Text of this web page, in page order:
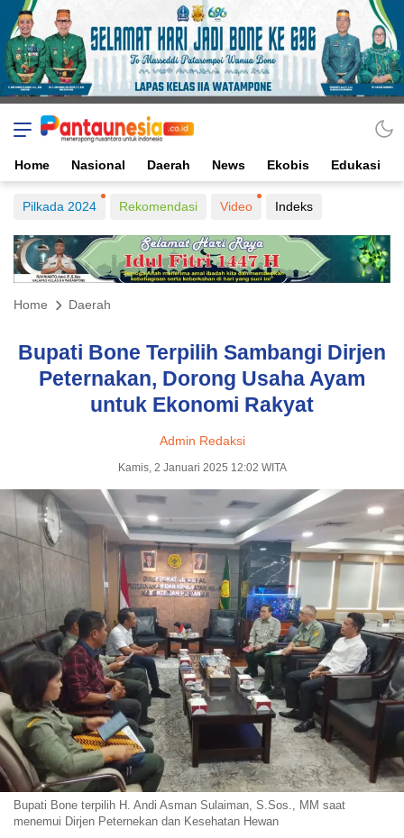
Home Nasional Daerah News Ekobis Edukasi
Pilkada 2024 Rekomendasi Video Indeks
Home Daerah
Bupati Bone Terpilih Sambangi Dirjen
Peternakan, Dorong Usaha Ayam
untuk Ekonomi Rakyat
Admin Redaksi
Kamis, 2 Januari 2025 12:02 WITA
Bupati Bone terpilih H. Andi Asman Sulaiman, S.Sos., MM saat
menemui Dirjen Peternekan dan Kesehatan Hewan